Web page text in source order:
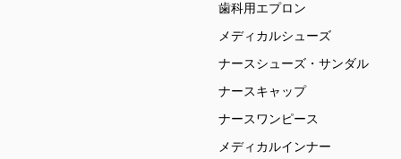
歯科用エプロン
メディカルシューズ
ナースシューズ・サンダル
ナースキャップ
ナースワンピース
メディカルインナー